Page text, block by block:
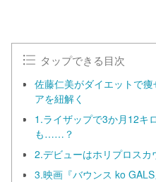
タップできる目次
佐藤仁美がダイエットで
アを紐解く
1.ライザップで3か月12キ
も……？
2.デビューはホリプロスカ
3.映画『バウンス ko